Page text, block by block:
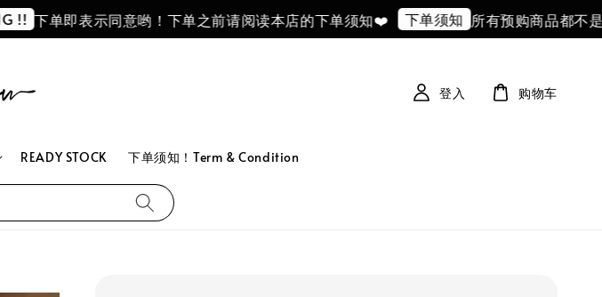
下单即表示同意哟！下单之前请阅读本店的下单须知❤️ 下单须知 所有预购商品都不是
READY STOCK 下单须知！Term & Condition
登入 购物车